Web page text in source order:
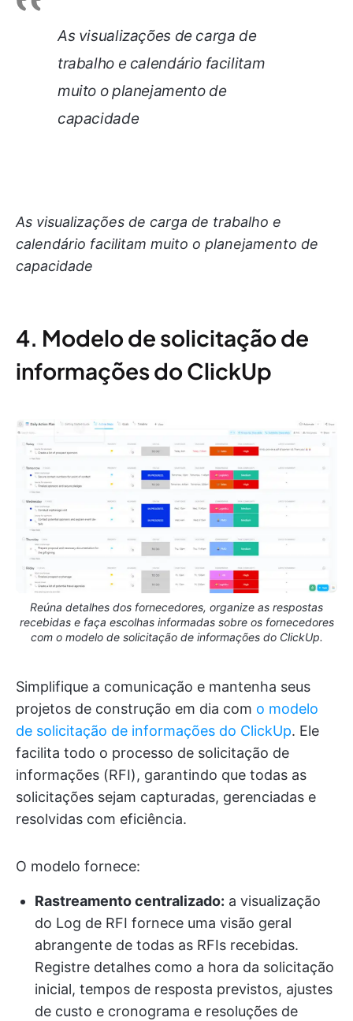
As visualizações de carga de
trabalho e calendário facilitam
muito o planejamento de
capacidade
As visualizações de carga de trabalho e
calendário facilitam muito o planejamento de
capacidade
4. Modelo de solicitação de
informações do ClickUp
Reúna detalhes dos fornecedores, organize as respostas
recebidas e faça escolhas informadas sobre os fornecedores
com o modelo de solicitação de informações do ClickUp.
Simplifique a comunicação e mantenha seus
projetos de construção em dia com o modelo
de solicitação de informações do ClickUp. Ele
facilita todo o processo de solicitação de
informações (RFI), garantindo que todas as
solicitações sejam capturadas, gerenciadas e
resolvidas com eficiência.
O modelo fornece:
Rastreamento centralizado: a visualização
do Log de RFI fornece uma visão geral
abrangente de todas as RFIs recebidas.
Registre detalhes como a hora da solicitação
inicial, tempos de resposta previstos, ajustes
de custo e cronograma e resoluções de